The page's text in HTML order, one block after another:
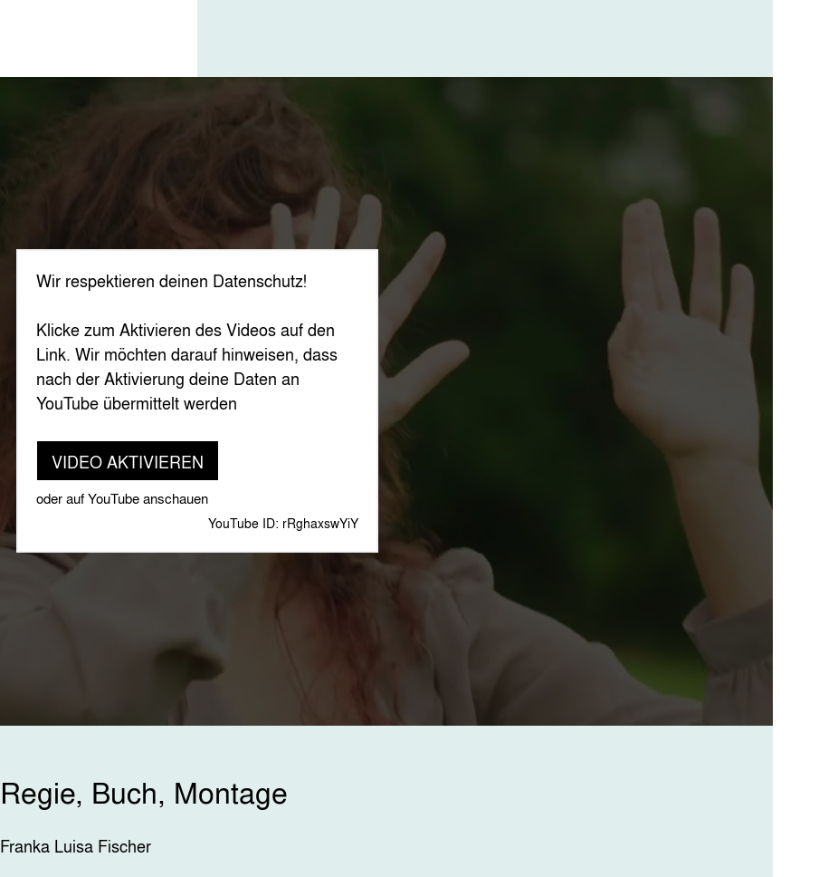
Wir respektieren deinen Datenschutz!
Klicke zum Aktivieren des Videos auf den
Link. Wir möchten darauf hinweisen, dass
nach der Aktivierung deine Daten an
YouTube übermittelt werden
VIDEO AKTIVIEREN
oder auf YouTube anschauen
YouTube ID: rRghaxswYiY
Regie, Buch, Montage
Franka Luisa Fischer